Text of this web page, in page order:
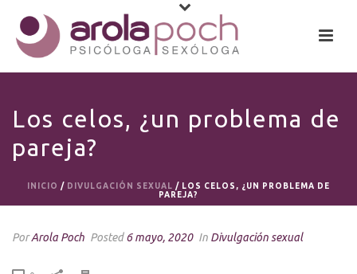
Los celos, ¿un problema de
pareja?
INICIO / DIVULGACIÓN SEXUAL / LOS CELOS, ¿UN PROBLEMA DE
PAREJA?
PorArola Poch Posted6 mayo, 2020 In Divulgación sexual